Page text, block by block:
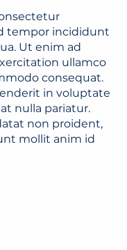
tempor incididunt
Ut enim ad
ullamco
consequat.
in voluptate
nulla pariatur.
non proident,
mollit anim id